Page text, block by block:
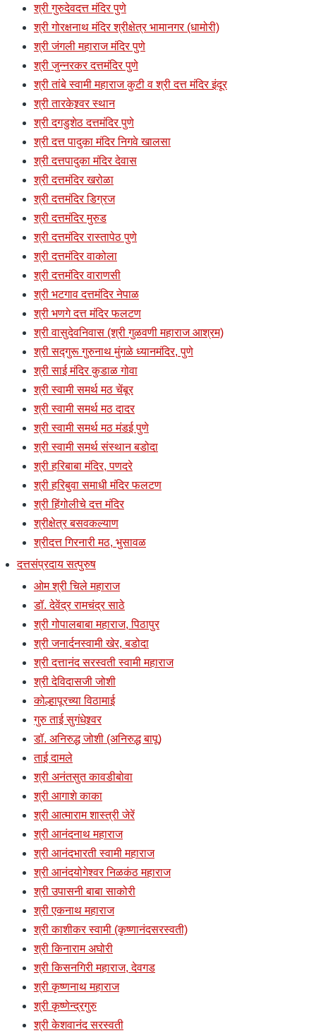
श्री गुरुदेवदत्त मंदिर पुणे
श्री गोरक्षनाथ मंदिर श्रीक्षेत्र भामानगर (धामोरी)
श्री जंगली महाराज मंदिर पुणे
श्री जुन्नरकर दत्तमंदिर पुणे
श्री तांबे स्वामी महाराज कुटी व श्री दत्त मंदिर इंदूर
श्री तारकेश्र्वर स्थान
श्री दगडुशेठ दत्तमंदिर पुणे
श्री दत्त पादुका मंदिर निगवे खालसा
श्री दत्तपादुका मंदिर देवास
श्री दत्तमंदिर खरोळा
श्री दत्तमंदिर डिग्रज
श्री दत्तमंदिर मुरुड
श्री दत्तमंदिर रास्तापेठ पुणे
श्री दत्तमंदिर वाकोला
श्री दत्तमंदिर वाराणसी
श्री भटगाव दत्तमंदिर नेपाळ
श्री भणगे दत्त मंदिर फलटण
श्री वासुदेवनिवास (श्री गुळवणी महाराज आश्रम)
श्री सद्गुरू गुरुनाथ मुंगळे ध्यानमंदिर, पुणे
श्री साई मंदिर कुडाळ गोवा
श्री स्वामी समर्थ मठ चेंबूर
श्री स्वामी समर्थ मठ दादर
श्री स्वामी समर्थ मठ मंडई पुणे
श्री स्वामी समर्थ संस्थान बडोदा
श्री हरिबाबा मंदिर, पणदरे
श्री हरिबुवा समाधी मंदिर फलटण
श्री हिंगोलीचे दत्त मंदिर
श्रीक्षेत्र बसवकल्याण
श्रीदत्त गिरनारी मठ, भुसावळ
दत्तसंप्रदाय सत्पुरुष
ओम श्री चिले महाराज
डॉ. देवेंद्र रामचंद्र साठे
श्री गोपालबाबा महाराज, पिठापुर
श्री जनार्दनस्वामी खेर, बडोदा
श्री दत्तानंद सरस्वती स्वामी महाराज
श्री देविदासजी जोशी
कोल्हापूरच्या विठामाई
गुरु ताई सुगंधेश्र्वर
डॉ. अनिरुद्ध जोशी (अनिरुद्ध बापू)
ताई दामले
श्री अनंतसुत कावडीबोवा
श्री आगाशे काका
श्री आत्माराम शास्त्री जेरें
श्री आनंदनाथ महाराज
श्री आनंदभारती स्वामी महाराज
श्री आनंदयोगेश्वर निळकंठ महाराज
श्री उपासनी बाबा साकोरी
श्री एकनाथ महाराज
श्री काशीकर स्वामी (कृष्णानंदसरस्वती)
श्री किनाराम अघोरी
श्री किसनगिरी महाराज, देवगड
श्री कृष्णनाथ महाराज
श्री कृष्णेन्द्रगुरु
श्री केशवानंद सरस्वती